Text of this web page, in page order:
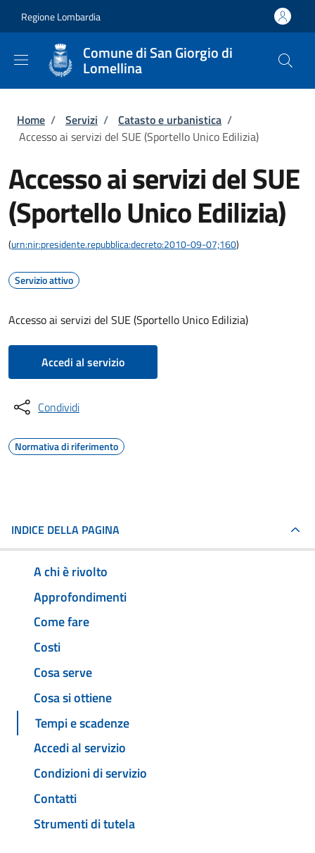
Regione Lombardia
Comune di San Giorgio di
Lomellina
Briciole di pane
Home / Servizi / Catasto e urbanistica /
Accesso ai servizi del SUE (Sportello Unico Edilizia)
Accesso ai servizi del SUE
(Sportello Unico Edilizia)
(urn:nir:presidente.repubblica:decreto:2010-09-07;160)
Servizio attivo
Accesso ai servizi del SUE (Sportello Unico Edilizia)
Accedi al servizio
Condividi
Normativa di riferimento
INDICE DELLA PAGINA
A chi è rivolto
Approfondimenti
Come fare
Costi
Cosa serve
Cosa si ottiene
Tempi e scadenze
Accedi al servizio
Condizioni di servizio
Contatti
Strumenti di tutela